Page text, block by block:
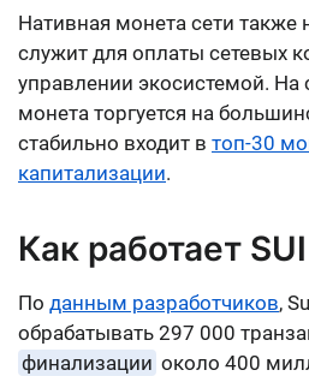
Нативная монета сети также
служит для оплаты сетевых
управлении экосистемой. На
монета торгуется на
стабильно входит в топ-30
капитализации.
Как работает SUI
По данным разработчиков,
обрабатывать 297 000
финализации около 400